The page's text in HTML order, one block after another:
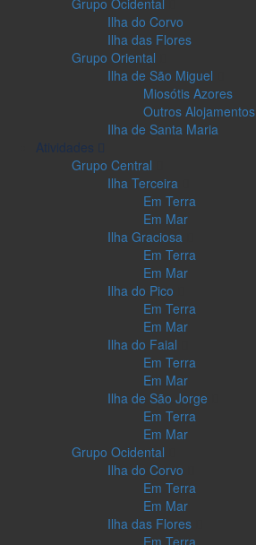
Grupo Ocidental
Ilha do Corvo
Ilha das Flores
Grupo Oriental
Ilha de São Miguel
Miosótis Azores
Outros Alojamentos
Ilha de Santa Maria
Atividades
Grupo Central
Ilha Terceira
Em Terra
Em Mar
Ilha Graciosa
Em Terra
Em Mar
Ilha do Pico
Em Terra
Em Mar
Ilha do Faial
Em Terra
Em Mar
Ilha de São Jorge
Em Terra
Em Mar
Grupo Ocidental
Ilha do Corvo
Em Terra
Em Mar
Ilha das Flores